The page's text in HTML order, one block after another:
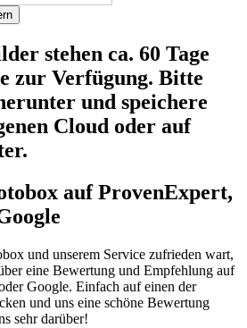
stehen ca. 60 Tage
zur Verfügung. Bitte
und speichere
Cloud oder auf
auf ProvenExpert,
und unserem Service zufrieden wart,
eine Bewertung und Empfehlung auf
Google. Einfach auf einen der
und uns eine schöne Bewertung
sehr darüber!